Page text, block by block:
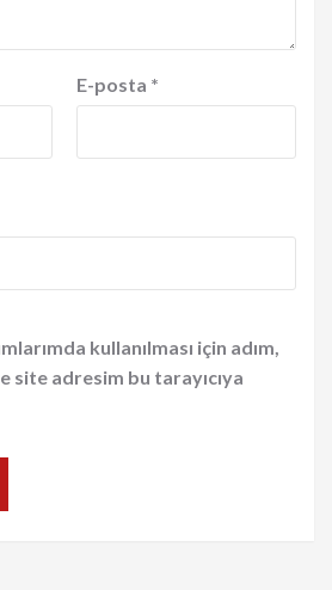
E-posta *
kullanılması için adım,
site adresim bu tarayıcıya